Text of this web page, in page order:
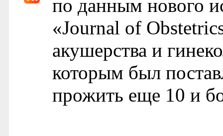
по данным нового
«Journal of
акушерства и
которым был
прожить еще 10 и